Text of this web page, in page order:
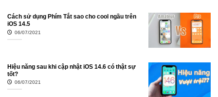
Cách sử dụng Phím Tắt sao cho cool ngầu trên
iOS 14.5
06/07/2021
Hiệu năng sau khi cập nhật iOS 14.6 có thật sự
tốt?
06/07/2021